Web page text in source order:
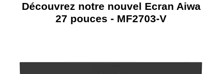
Découvrez notre nouvel Ecran Aiwa
27 pouces - MF2703-V